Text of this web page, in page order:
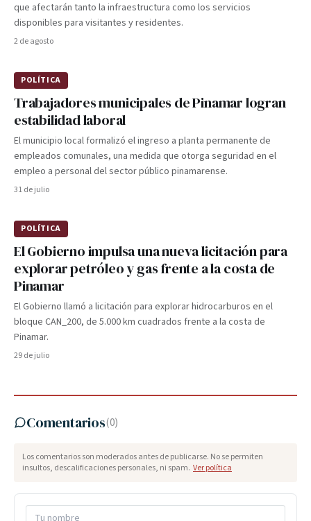
que afectarán tanto la infraestructura como los servicios
disponibles para visitantes y residentes.
2 de agosto
POLÍTICA
Trabajadores municipales de Pinamar logran
estabilidad laboral
El municipio local formalizó el ingreso a planta permanente de
empleados comunales, una medida que otorga seguridad en el
empleo a personal del sector público pinamarense.
31 de julio
POLÍTICA
El Gobierno impulsa una nueva licitación para
explorar petróleo y gas frente a la costa de
Pinamar
El Gobierno llamó a licitación para explorar hidrocarburos en el
bloque CAN_200, de 5.000 km cuadrados frente a la costa de
Pinamar.
29 de julio
Comentarios(0)
Los comentarios son moderados antes de publicarse. No se permiten
insultos, descalificaciones personales, ni spam. Ver política